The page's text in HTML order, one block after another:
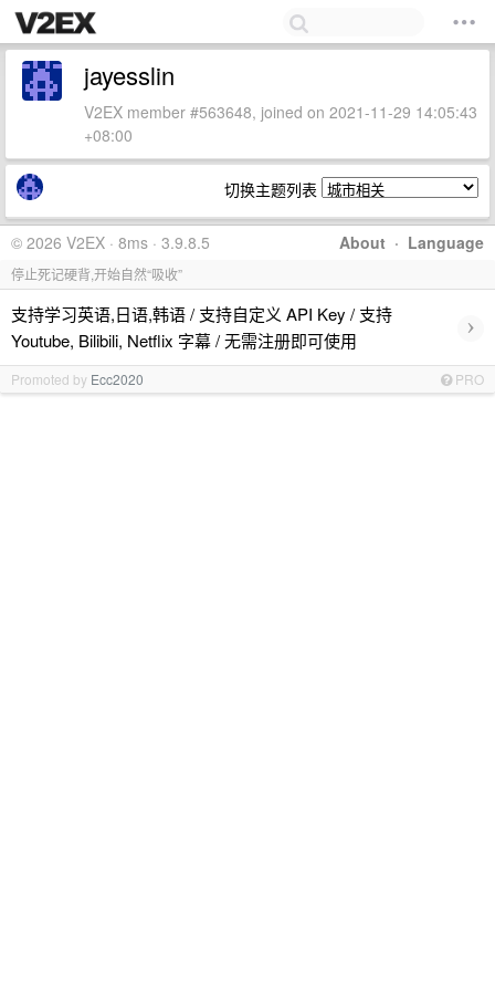
jayesslin
V2EX member #563648, joined on 2021-11-29 14:05:43
+08:00
切换主题列表
About · Language
© 2026 V2EX · 8ms · 3.9.8.5
停止死记硬背,开始自然“吸收”
支持学习英语,日语,韩语 / 支持自定义 API Key / 支持
Youtube, Bilibili, Netflix 字幕 / 无需注册即可使用
›
Promoted by Ecc2020 PRO